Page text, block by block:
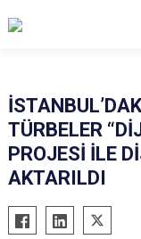
TÜRBELER
PROJESİ İLE
AKTARILDI